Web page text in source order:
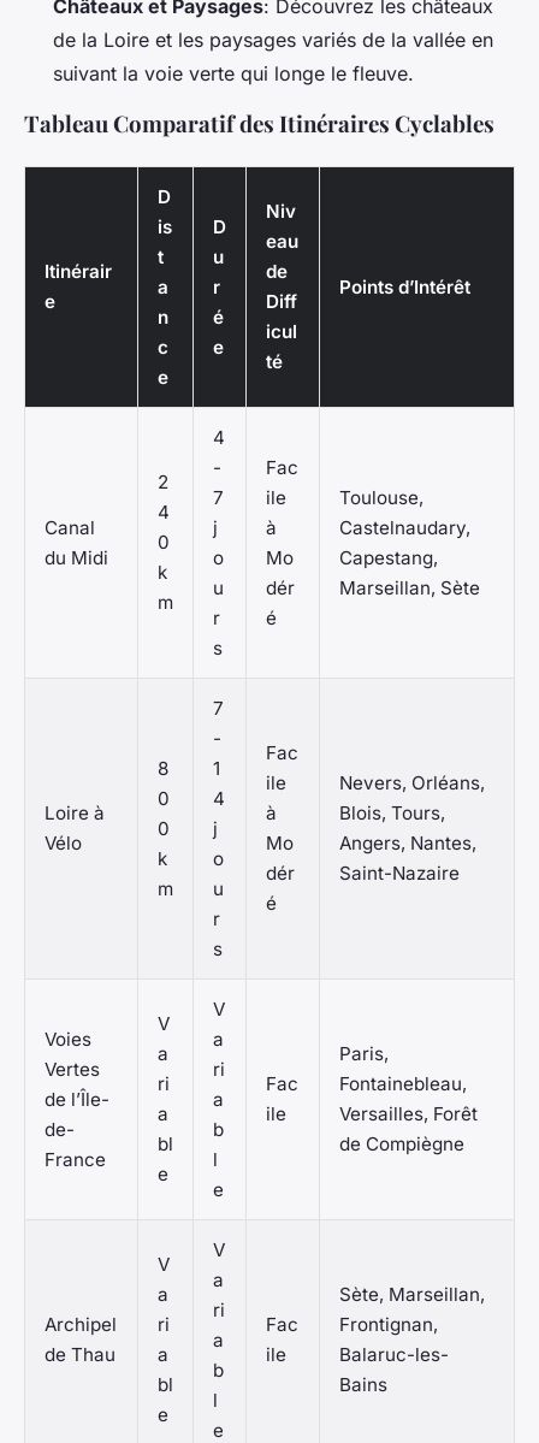
Châteaux et Paysages: Découvrez les châteaux
de la Loire et les paysages variés de la vallée en
suivant la voie verte qui longe le fleuve.
Tableau Comparatif des Itinéraires Cyclables
Itinérair
e
D
is
t
a
n
c
e
D
u
r
é
e
Niv
eau
de
Diff
icul
té
Points d’Intérêt
Canal
du Midi
2
4
0
k
m
4
-
7
j
o
u
r
s
Fac
ile
à
Mo
dér
é
Toulouse,
Castelnaudary,
Capestang,
Marseillan, Sète
Loire à
Vélo
8
0
0
k
m
7
-
1
4
j
o
u
r
s
Fac
ile
à
Mo
dér
é
Nevers, Orléans,
Blois, Tours,
Angers, Nantes,
Saint-Nazaire
Voies
Vertes
de l’Île-
de-
France
V
a
ri
a
bl
e
V
a
ri
a
b
l
e
Fac
ile
Paris,
Fontainebleau,
Versailles, Forêt
de Compiègne
Archipel
de Thau
V
a
ri
a
bl
e
V
a
ri
a
b
l
e
Fac
ile
Sète, Marseillan,
Frontignan,
Balaruc-les-
Bains